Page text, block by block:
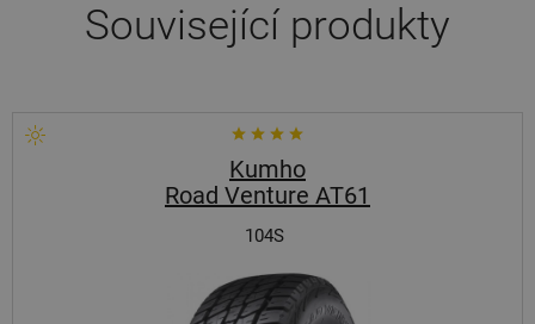
Související produkty
Kumho
Road Venture AT61
104S